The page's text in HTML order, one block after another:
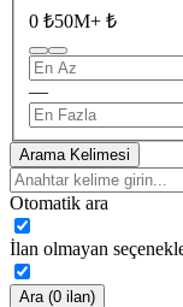
0 ₺50M+ ₺
—
Arama Kelimesi
Otomatik ara
İlan olmayan
Ara (0 ilan)